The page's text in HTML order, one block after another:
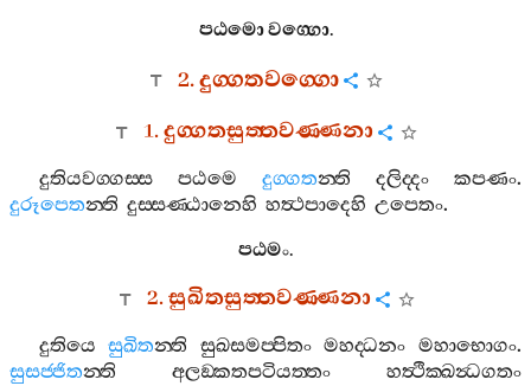
පඨමොවග‍්ගො.
2.දුග‍්ගතවග‍්ගො
1.දුග‍්ගතසුත‍්තවණ‍්ණනා
දුතියවග‍්ගස‍්ස පඨමෙ දුග‍්ගතන‍්ති දලිද‍්දං කපණං.
දුරූපෙතන‍්ති දුස‍්සණ‍්ඨානෙහි හත්‍ථපාදෙහි උපෙතං.
පඨමං.
2.සුඛිතසුත‍්තවණ‍්ණනා
දුතියෙ සුඛිතන‍්ති සුඛසමප‍්පිතං මහද‍්ධනං මහාභොගං.
සුසජ‍්ජිතන‍්ති අලඞ‍්කතපටියත‍්තං
හත්‍ථික‍්ඛන්‍ධගතං